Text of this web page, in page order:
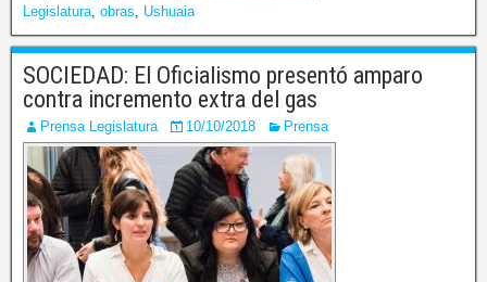
Legislatura obras Ushuaia
SOCIEDAD: El Oficialismo presentó amparo
contra incremento extra del gas
Prensa Legislatura 10/10/2018 Prensa